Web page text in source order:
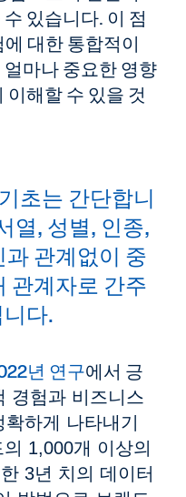
있습니다. 이 점
대한 통합적이
마나 중요한 영향
해할 수 있을 것
초는 간단합니
열, 성별, 인종,
관계없이 중
관계자로 간주
다.
년 연구에서 긍
경험과 비즈니스
하게 나타내기
1,000개 이상의
3년 치의 데이터